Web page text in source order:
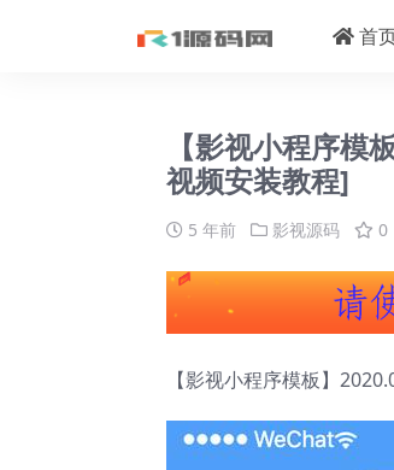
首
【影视小程序
视频安装教程]
5 年前 影视源码 0
【影视小程序模板】